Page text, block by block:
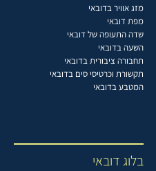
מזג אוויר בדובאי
מפת דובאי
שדה התעופה של דובאי
השעה בדובאי
תחבורה ציבורית בדובאי
תקשורת וכרטיסי סים בדובאי
המטבע בדובאי
בלוג דובאי